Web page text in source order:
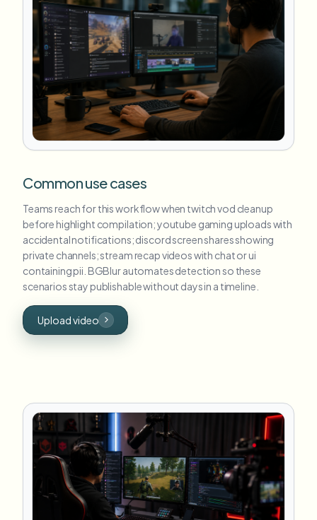
Common use cases
Teams reach for this workflow when twitch vod cleanup
before highlight compilation; youtube gaming uploads with
accidental notifications; discord screen shares showing
private channels; stream recap videos with chat or ui
containing pii. BGBlur automates detection so these
scenarios stay publishable without days in a timeline.
Upload video